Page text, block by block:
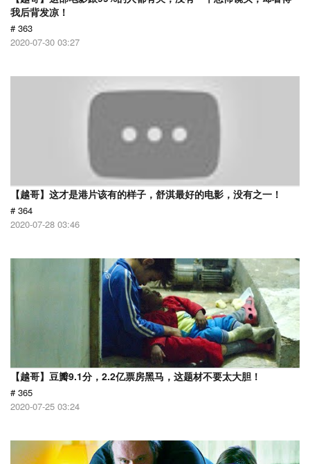
我后背发凉！
# 363
2020-07-30 03:27
【越哥】这才是港片该有的样子，舒淇最好的电影，没有之一！
# 364
2020-07-28 03:46
【越哥】豆瓣9.1分，2.2亿票房黑马，这题材不要太大胆！
# 365
2020-07-25 03:24